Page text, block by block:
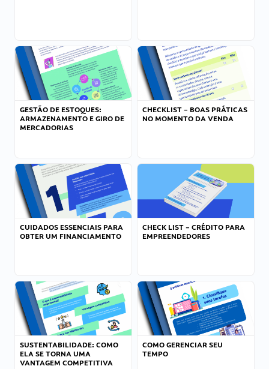
GESTÃO DE ESTOQUES:
ARMAZENAMENTO E GIRO DE
MERCADORIAS
CHECKLIST – BOAS PRÁTICAS
NO MOMENTO DA VENDA
CUIDADOS ESSENCIAIS PARA
OBTER UM FINANCIAMENTO
CHECK LIST – CRÉDITO PARA
EMPREENDEDORES
SUSTENTABILIDADE: COMO
ELA SE TORNA UMA
VANTAGEM COMPETITIVA
COMO GERENCIAR SEU
TEMPO